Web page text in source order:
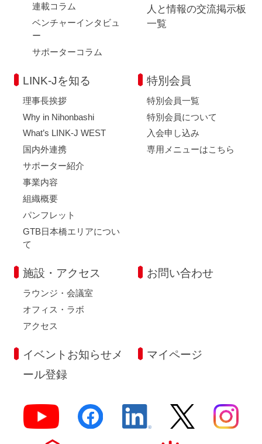
連載コラム
ベンチャーインタビュ
ー
サポーターコラム
人と情報の交流掲示板
一覧
LINK-Jを知る
理事長挨拶
Why in Nihonbashi
What’s LINK-J WEST
国内外連携
サポーター紹介
事業内容
組織概要
パンフレット
GTB日本橋エリアについ
て
特別会員
特別会員一覧
特別会員について
入会申し込み
専用メニューはこちら
施設・アクセス
ラウンジ・会議室
オフィス・ラボ
アクセス
お問い合わせ
イベントお知らせメ
ール登録
マイページ